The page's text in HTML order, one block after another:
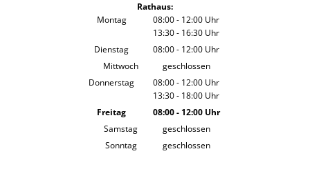
Rathaus:
Montag
08:00- 12:00 Uhr
Von 08:00 bis 12:00 Uhr
13:30- 16:30 Uhr
Von 13:30 bis 16:30 Uhr
Dienstag 08:00- 12:00 Uhr
Von 08:00 bis 12:00 Uhr
Mittwoch
geschlossen
Donnerstag
08:00- 12:00 Uhr
Von 08:00 bis 12:00 Uhr
13:30- 18:00 Uhr
Von 13:30 bis 18:00 Uhr
Freitag 08:00- 12:00Uhr
Von 08:00 bis 12:00 Uhr
Samstag
geschlossen
Sonntag
geschlossen